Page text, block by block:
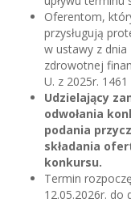
Oferentom,
przysługują
w ustawy z dnia
zdrowotnej
U. z 2025r.
Udzielający
odwołania
podania
składania
konkursu.
Termin
12.05.2026r. do